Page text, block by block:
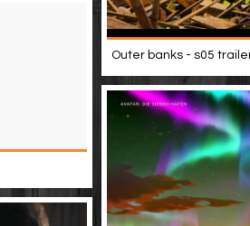
Outer banks - s05